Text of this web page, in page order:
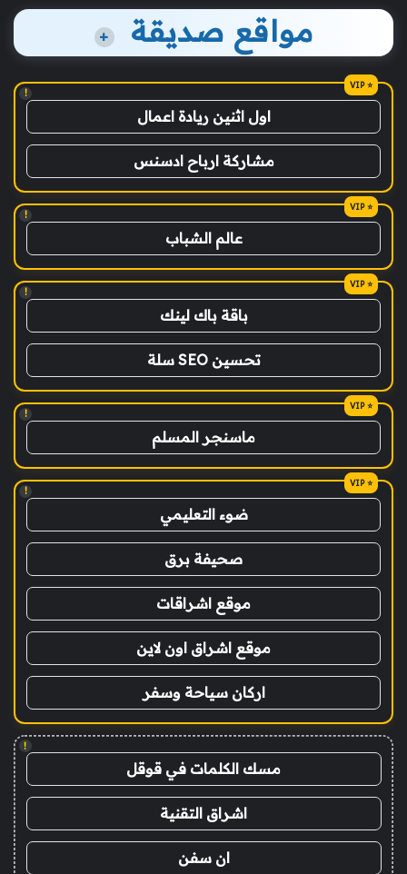
مواقع صديقة +
!
اول اثنين ريادة اعمال
مشاركة ارباح ادسنس
!
عالم الشباب
!
باقة باك لينك
تحسين SEO سلة
!
ماسنجر المسلم
!
ضوء التعليمي
صحيفة برق
موقع اشراقات
موقع اشراق اون لاين
اركان سياحة وسفر
!
مسك الكلمات في قوقل
اشراق التقنية
ان سفن